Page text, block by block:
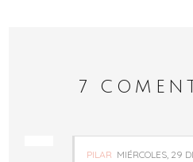
7
PILAR MIÉRCOLES, 29